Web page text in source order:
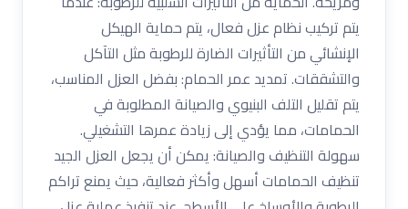
يتم تركيب نظام عزل فعال، يتم حماية الهيكل
الإنشائي من التأثيرات الضارة للرطوبة مثل التآكل
والتشققات. تمديد عمر الحمام: بفضل العزل المناسب،
يتم تقليل التلف البنيوي والصيانة المطلوبة في
الحمامات، مما يؤدي إلى زيادة عمرها التشغيلي.
سهولة التنظيف والصيانة: يمكن أن يجعل العزل الجيد
تنظيف الحمامات أسهل وأكثر فعالية، حيث يمنع تراكم